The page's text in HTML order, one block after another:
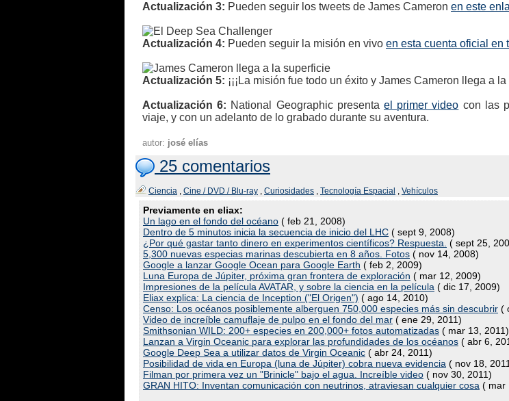
Actualización 3: Pueden seguir los tweets de James Cameron en este
Actualización 4: Pueden seguir la misión en vivo en esta cuenta oficial en
Actualización 5: ¡¡¡La misión fue todo un éxito y James Cameron llega a
Actualización 6: National Geographic presenta el primer video con las
viaje, y con un adelanto de lo grabado durante su aventura.
autor: josé elías
25 comentarios
Ciencia , Cine / DVD / Blu-ray , Curiosidades , Tecnología Espacial , Vehículos
Previamente en eliax:
Un lago en el fondo del océano ( feb 21, 2008)
Dentro de 5 minutos inicia la secuencia de inicio del LHC ( sept 9, 2008)
¿Por qué gastar tanto dinero en experimentos científicos? Respuesta. ( sept 25,
5,300 nuevas especias marinas descubierta en 8 años. Fotos ( nov 14, 2008)
Google a lanzar Google Ocean para Google Earth ( feb 2, 2009)
Luna Europa de Júpiter, próxima gran frontera de exploración ( mar 12, 2009)
Impresiones de la película AVATAR, y sobre la ciencia en la película ( dic 17, 2009)
Eliax explica: La ciencia de Inception ("El Origen") ( ago 14, 2010)
Censo: Los océanos posiblemente alberguen 750,000 especies más sin descubrir (
Video de increíble camuflaje de pulpo en el fondo del mar ( ene 29, 2011)
Smithsonian WILD: 200+ especies en 200,000+ fotos automatizadas ( mar 13, 2011)
Lanzan a Virgin Oceanic para explorar las profundidades de los océanos ( abr 6,
Google Deep Sea a utilizar datos de Virgin Oceanic ( abr 24, 2011)
Posibilidad de vida en Europa (luna de Júpiter) cobra nueva evidencia ( nov 18,
Filman por primera vez un "Brinicle" bajo el agua. Increíble video ( nov 30, 2011)
GRAN HITO: Inventan comunicación con neutrinos, atraviesan cualquier cosa ( mar